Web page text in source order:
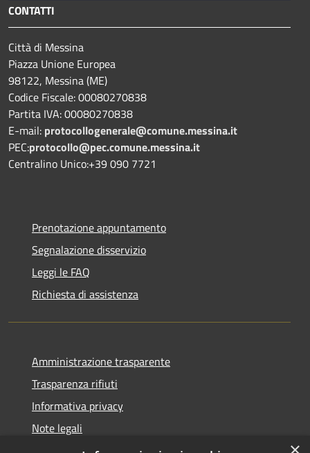
CONTATTI
Città di Messina
Piazza Unione Europea
98122, Messina (ME)
Codice Fiscale: 00080270838
Partita IVA: 00080270838
E-mail: protocollogenerale@comune.messina.it
PEC:protocollo@pec.comune.messina.it
Centralino Unico:+39 090 7721
Prenotazione appuntamento
Segnalazione disservizio
Leggi le FAQ
Richiesta di assistenza
Amministrazione trasparente
Trasparenza rifiuti
Informativa privacy
Note legali